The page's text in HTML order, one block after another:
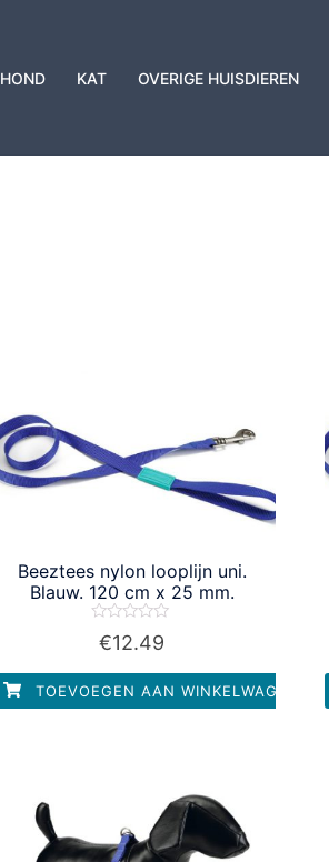
HOND KAT OVERIGE HUISDIEREN
Beeztees nylon looplijn uni.
Blauw. 120 cm x 25 mm.
Waardering
5
€12.49
TOEVOEGEN AAN WINKELWAGEN